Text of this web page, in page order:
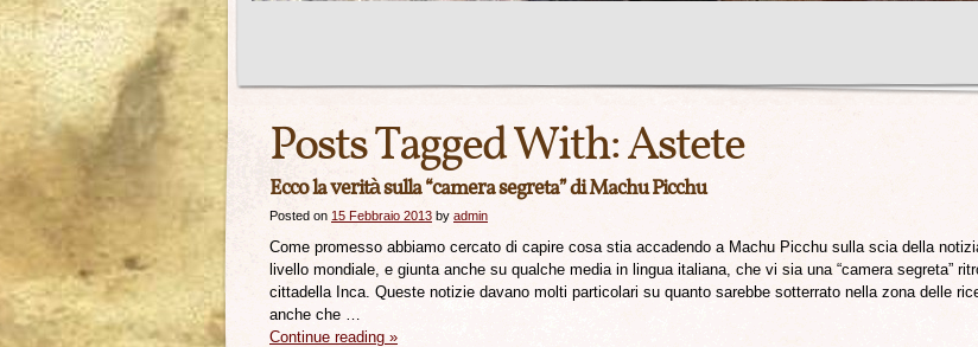
Posts Tagged With:Astete
Ecco la verità sulla “camera segreta” di Machu Picchu
Posted on 15 Febbraio 2013 by admin
Come promesso abbiamo cercato di capire cosa stia accadendo a Machu Picchu sulla scia della
livello mondiale, e giunta anche su qualche media in lingua italiana, che vi sia una “camera segreta”
cittadella Inca. Queste notizie davano molti particolari su quanto sarebbe sotterrato nella zona delle
anche che …
Continue reading »